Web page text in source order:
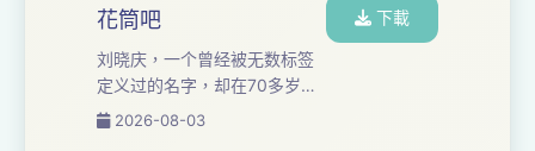
花筒吧
刘晓庆，一个曾经被无数标签
定义过的名字，却在70多岁时
依然保持着惊人的生命力。我
2026-08-03
下載